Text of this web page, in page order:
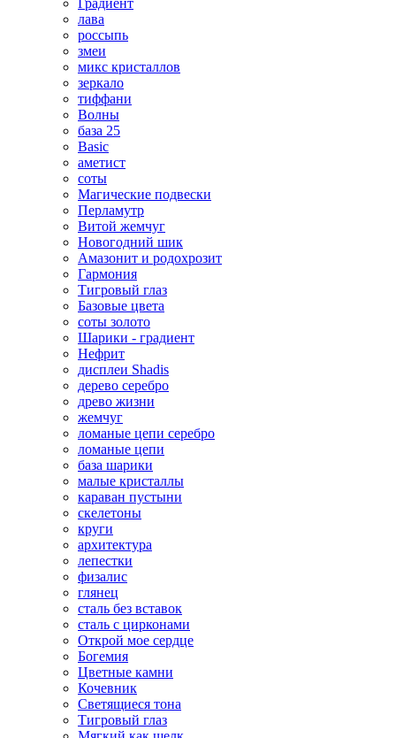
Градиент
лава
россыпь
змеи
микс кристаллов
зеркало
тиффани
Волны
база 25
Basic
аметист
соты
Магические подвески
Перламутр
Витой жемчуг
Новогодний шик
Амазонит и родохрозит
Гармония
Тигровый глаз
Базовые цвета
соты золото
Шарики - градиент
Нефрит
дисплеи Shadis
дерево серебро
древо жизни
жемчуг
ломаные цепи серебро
ломаные цепи
база шарики
малые кристаллы
караван пустыни
скелетоны
круги
архитектура
лепестки
физалис
глянец
сталь без вставок
сталь с цирконами
Открой мое сердце
Богемия
Цветные камни
Кочевник
Светящиеся тона
Тигровый глаз